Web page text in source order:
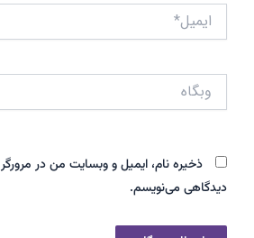
ایمیل*
ذخیره نام، ایمیل و وبسایت من در مرورگر
دیدگاهی می‌نویسم.